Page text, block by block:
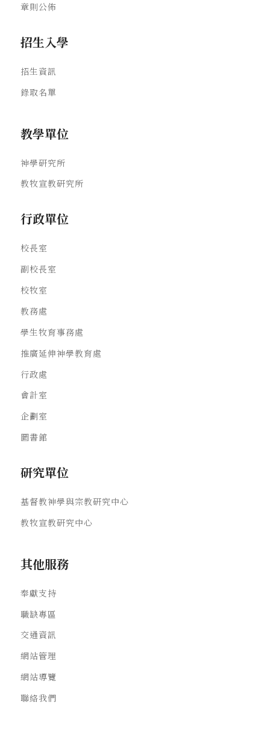
章則公佈
招生入學
招生資訊
錄取名單
教學單位
神學研究所
教牧宣教研究所
行政單位
校長室
副校長室
校牧室
教務處
學生牧育事務處
推廣延伸神學教育處
行政處
會計室
企劃室
圖書館
研究單位
基督教神學與宗教研究中心
教牧宣教研究中心
其他服務
奉獻支持
職缺專區
交通資訊
網站管理
網站導覽
聯絡我們